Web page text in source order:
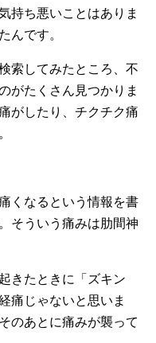
持ち悪いことはありま
んです。
索してみたところ、不
がたくさん見つかりま
がしたり、チクチク痛
くなるという情報を書
そういう痛みは肋間神
きたときに「ズキン
痛じゃないと思いま
のあとに痛みが襲って